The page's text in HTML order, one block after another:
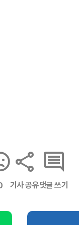
기사 공유댓글 쓰기